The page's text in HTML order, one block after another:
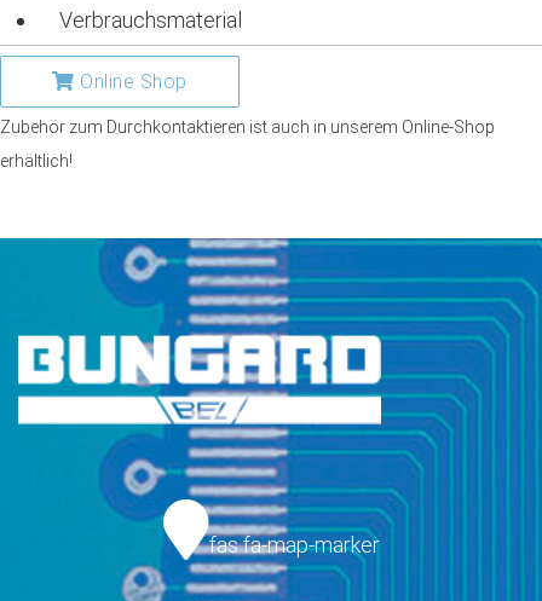
Verbrauchsmaterial
Online Shop
Zubehör zum Durchkontaktieren ist auch in unserem Online-Shop
erhältlich!
fas fa-map-marker